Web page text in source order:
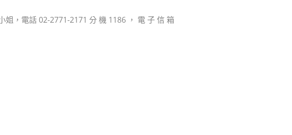
，電話 02-2771-2171 分 機 1186 ， 電 子 信 箱